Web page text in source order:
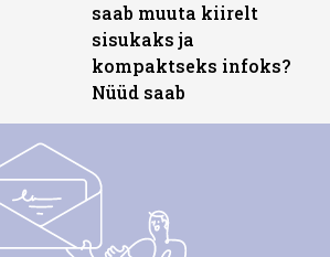
saab muuta kiirelt
sisukaks ja
kompaktseks infoks?
Nüüd saab